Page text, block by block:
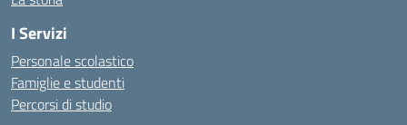
I Servizi
Personale scolastico
Famiglie e studenti
Percorsi di studio